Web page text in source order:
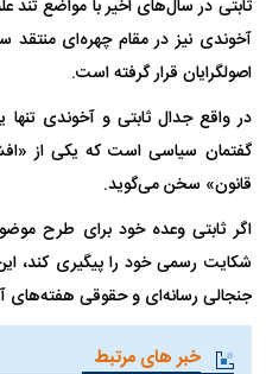
ثابتی در سال‌های اخیر با مواضع
آخوندی نیز در مقام چهره‌ای منتقد
اصولگرایان قرار گرفته است.
در واقع جدال ثابتی و آخوندی
گفتمان سیاسی است که یکی از
قانون» سخن می‌گوید.
اگر ثابتی وعده خود برای طرح
شکایت رسمی خود را پیگیری کند،
جنجالی رسانه‌ای و حقوقی هفته‌های
خبر های مرتبط